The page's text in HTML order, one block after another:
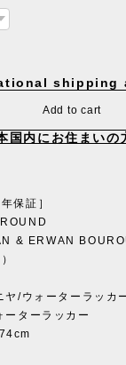
shipping
Add to cart
国内にお住まいの
保証］
& ERWAN
/ウォーターラッカ
ターラッカー